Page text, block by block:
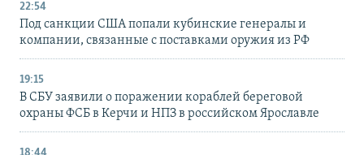
22:54
Под санкции США попали кубинские генералы и
компании, связанные с поставками оружия из РФ
19:15
В СБУ заявили о поражении кораблей береговой
охраны ФСБ в Керчи и НПЗ в российском Ярославле